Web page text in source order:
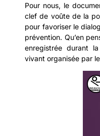
Pour nous, le
clef de voûte de la
pour favoriser le
prévention. Qu’en
enregistrée durant
vivant organisée par